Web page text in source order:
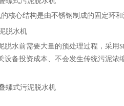
核心结构是由不锈钢制成的固定环
脱水前需要大量的预处理过程，采用
设备投资成本、不会发生传统污泥